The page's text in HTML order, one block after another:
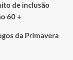
de inclusão
60 +
da Primavera